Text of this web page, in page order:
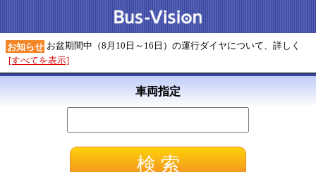
お知らせ お盆期間中（8月10日～16日）の運行ダイヤについて、詳しく
[すべてを表示]
車両指定